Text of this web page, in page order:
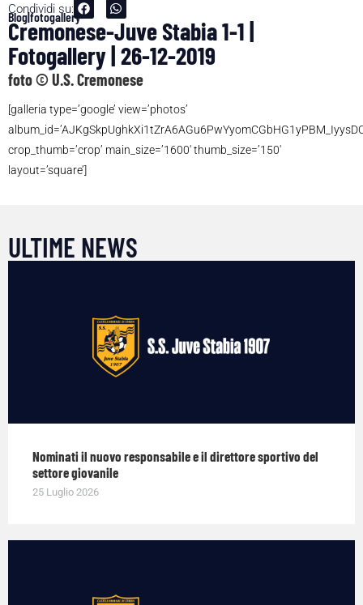
Condividi su:
Blog|fotogallery
Cremonese-Juve Stabia 1-1 |
Fotogallery | 26-12-2019
foto © U.S. Cremonese
[galleria type=’google’ view=’photos’
crop_thumb=’crop’ main_size=’1600′ thumb_size=’150′
layout=’square’]
ULTIME NEWS
Nominati il nuovo responsabile e il direttore sportivo del
settore giovanile
25 Luglio 2026